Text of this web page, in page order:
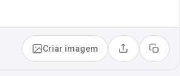
Criar imagem Compartilhar
Copiar